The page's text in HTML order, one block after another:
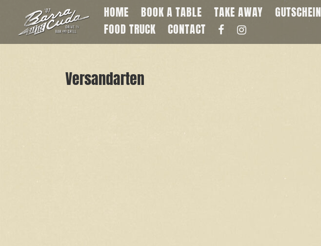
HOME BOOK A TABLE TAKE AWAY GUTSCHEIN
FOOD TRUCK
CONTACT
Versandarten